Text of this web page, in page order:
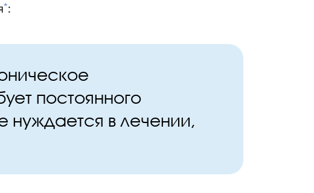
*:
постоянного
нуждается в лечении,